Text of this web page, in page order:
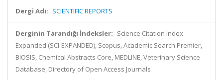
Dergi Adı: SCIENTIFIC REPORTS
Derginin Tarandığı İndeksler: Science Citation Index
Expanded (SCI-EXPANDED), Scopus, Academic Search Premier,
BIOSIS, Chemical Abstracts Core, MEDLINE, Veterinary Science
Database, Directory of Open Access Journals